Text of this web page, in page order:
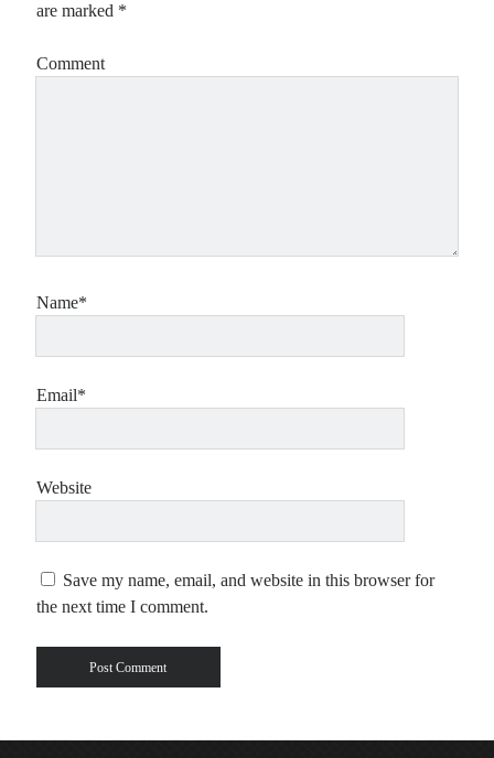
are marked *
Comment
Name*
Email*
Website
Save my name, email, and website in this browser for
the next time I comment.